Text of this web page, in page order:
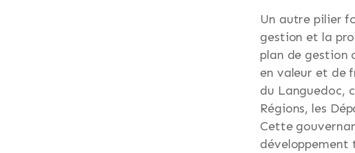
Un autre pilier
gestion et la
plan de gestion
en valeur et de
du Languedoc,
Régions, les
Cette